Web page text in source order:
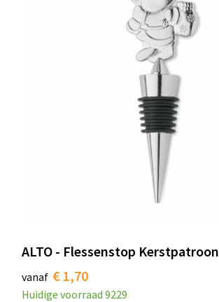
ALTO - Flessenstop Kerstpatroon
vanaf € 1,70
Huidige voorraad 9229